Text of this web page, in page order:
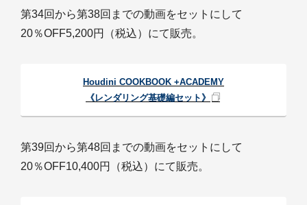
第34回から第38回までの動画をセットにして
20％OFF5,200円（税込）にて販売。
Houdini COOKBOOK +ACADEMY
《レンダリング基礎編セット》
第39回から第48回までの動画をセットにして
20％OFF10,400円（税込）にて販売。